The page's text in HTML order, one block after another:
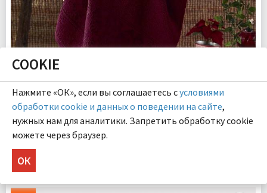
ГАРЛЕТ (GARLET) (бордо) 50х90 Полотенце Махровое
700.00 ₽
Размер:
50х90 см
COOKIE
Нажмите «ОК», если вы соглашаетесь сусловиями
обработки cookie и данных о поведении на сайте,
нужных нам для аналитики. Запретить обработку cookie
можете через браузер.
ОК